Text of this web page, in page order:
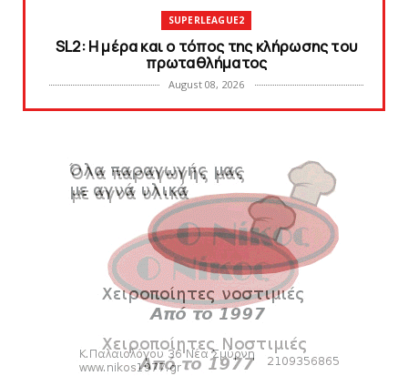
SUPERLEAGUE2
SL2: Η μέρα και ο τόπος της κλήρωσης του
πρωταθλήματος
August 08, 2026
KARA TALKS
August 07, 2026
KARA TALKS
«Kara Talks»: LIVE 21:00
August 07, 2026
SLIDE
Κύπελλο: Την Τετάρτη 19 Αυγούστου το Νίκη
Βόλου - Πανιώνιος
HEADLINES